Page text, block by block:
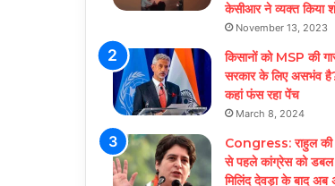
केसीआर ने व्यक्त किया
November 13, 2023
किसानों को MSP की
सरकार के लिए असभंव
कहां फंस रहा पेंच
March 8, 2024
Congress: राहुल की
से पहले कांग्रेस को
मिलिंद देवड़ा के बाद